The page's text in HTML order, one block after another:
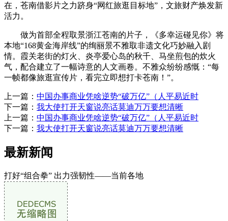
在，苍南借影片之力跻身“网红旅逛目标地”，文旅财产焕发新
活力。
做为首部全程取景浙江苍南的片子，《多幸运碰见你》将
本地“168黄金海岸线”的绚丽景不雅取非遗文化巧妙融入剧
情。霞关老街的灯火、炎亭爱心岛的秋千、马坐煎包的炊火
气，配合建立了一幅诗意的人文画卷。不雅众纷纷感慨：“每
一帧都像旅逛宣传片，看完立即想打卡苍南！”。
上一篇： 中国办事商业凭啥逆势“破万亿”（人平易近时
下一篇： 我大使打开天窗说亮话莫迪万万要想清晰
上一篇： 中国办事商业凭啥逆势“破万亿”（人平易近时
下一篇： 我大使打开天窗说亮话莫迪万万要想清晰
最新新闻
打好“组合拳” 出力强韧性——当前各地